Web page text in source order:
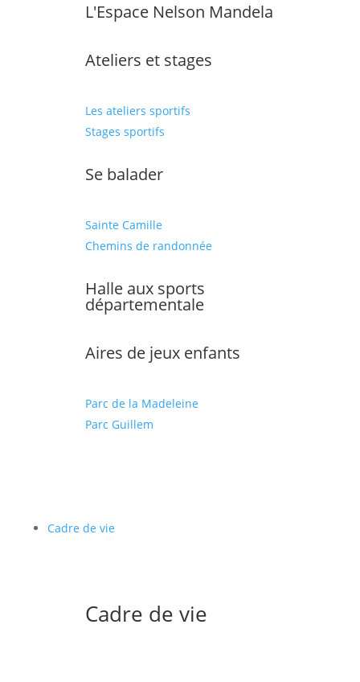
L'Espace Nelson Mandela
Ateliers et stages
Les ateliers sportifs
Stages sportifs
Se balader
Sainte Camille
Chemins de randonnée
Halle aux sports
départementale
Aires de jeux enfants
Parc de la Madeleine
Parc Guillem
Cadre de vie
Cadre de vie